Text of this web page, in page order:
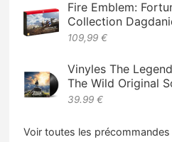
Fire Emblem:
Collection
109,99 €
Vinyles The
The Wild Original
39.99 €
Voir toutes les